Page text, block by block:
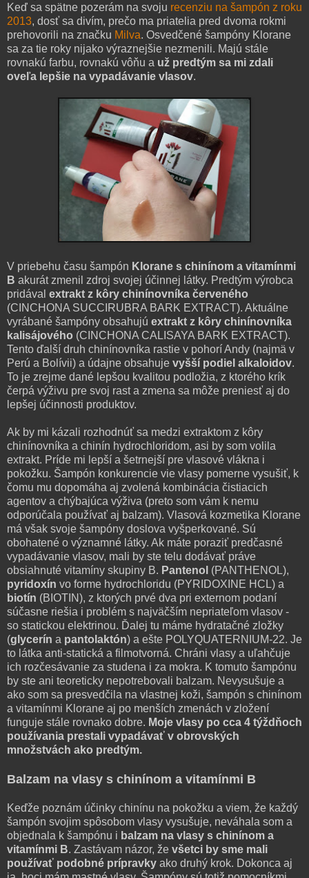
Keď sa spätne pozerám na svoju recenziu na šampón z roku
2013, dosť sa divím, prečo ma priatelia pred dvoma rokmi
prehovorili na značku Milva. Osvedčené šampóny Klorane
sa za tie roky nijako výraznejšie nezmenili. Majú stále
rovnakú farbu, rovnakú vôňu a už predtým sa mi zdali
oveľa lepšie na vypadávanie vlasov.
V priebehu času šampón Klorane s chinínom a vitamínmi
B akurát zmenil zdroj svojej účinnej látky. Predtým výrobca
pridával extrakt z kôry chinínovníka červeného
(CINCHONA SUCCIRUBRA BARK EXTRACT). Aktuálne
vyrábané šampóny obsahujú extrakt z kôry chinínovníka
kalisájového (CINCHONA CALISAYA BARK EXTRACT).
Tento ďalší druh chinínovníka rastie v pohorí Andy (najmä v
Perú a Bolívii) a údajne obsahuje vyšší podiel alkaloidov.
To je zrejme dané lepšou kvalitou podložia, z ktorého krík
čerpá výživu pre svoj rast a zmena sa môže preniesť aj do
lepšej účinnosti produktov.
Ak by mi kázali rozhodnúť sa medzi extraktom z kôry
chinínovníka a chinín hydrochloridom, asi by som volila
extrakt. Príde mi lepší a šetrnejší pre vlasové vlákna i
pokožku. Šampón konkurencie vie vlasy pomerne vysušiť, k
čomu mu dopomáha aj zvolená kombinácia čistiacich
agentov a chýbajúca výživa (preto som vám k nemu
odporúčala používať aj balzam). Vlasová kozmetika Klorane
má však svoje šampóny doslova vyšperkované. Sú
obohatené o významné látky. Ak máte poraziť predčasné
vypadávanie vlasov, mali by ste telu dodávať práve
obsiahnuté vitamíny skupiny B. Pantenol (PANTHENOL),
pyridoxín vo forme hydrochloridu (PYRIDOXINE HCL) a
biotín (BIOTIN), z ktorých prvé dva pri externom podaní
súčasne riešia i problém s najväčším nepriateľom vlasov -
so statickou elektrinou. Ďalej tu máme hydratačné zložky
(glycerín a pantolaktón) a ešte POLYQUATERNIUM-22. Je
to látka anti-statická a filmotvorná. Chráni vlasy a uľahčuje
ich rozčesávanie za studena i za mokra. K tomuto šampónu
by ste ani teoreticky nepotrebovali balzam. Nevysušuje a
ako som sa presvedčila na vlastnej koži, šampón s chinínom
a vitamínmi Klorane aj po menších zmenách v zložení
funguje stále rovnako dobre. Moje vlasy po cca 4 týždňoch
používania prestali vypadávať v obrovských
množstvách ako predtým.
Balzam na vlasy s chinínom a vitamínmi B
Keďže poznám účinky chinínu na pokožku a viem, že každý
šampón svojim spôsobom vlasy vysušuje, neváhala som a
objednala k šampónu i balzam na vlasy s chinínom a
vitamínmi B. Zastávam názor, že všetci by sme mali
používať podobné prípravky ako druhý krok. Dokonca aj